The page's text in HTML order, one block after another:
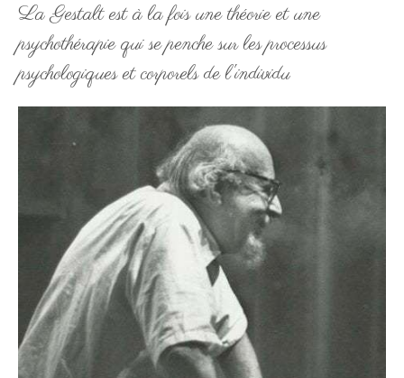
La Gestalt est à la fois une théorie et une
psychothérapie qui se penche sur les processus
psychologiques et corporels de l'individu